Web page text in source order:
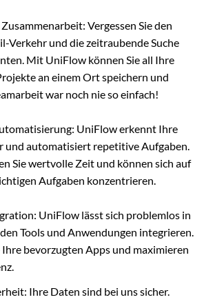
Vergessen Sie den
Verkehr und die zeitraubende Suche
Mit UniFlow können Sie all Ihre
an einem Ort speichern und
war noch nie so einfach!
UniFlow erkennt Ihre
und automatisiert repetitive Aufgaben.
Sie wertvolle Zeit und können sich auf
Aufgaben konzentrieren.
UniFlow lässt sich problemlos in
Tools und Anwendungen integrieren.
Ihre bevorzugten Apps und maximieren
Ihre Daten sind bei uns sicher.